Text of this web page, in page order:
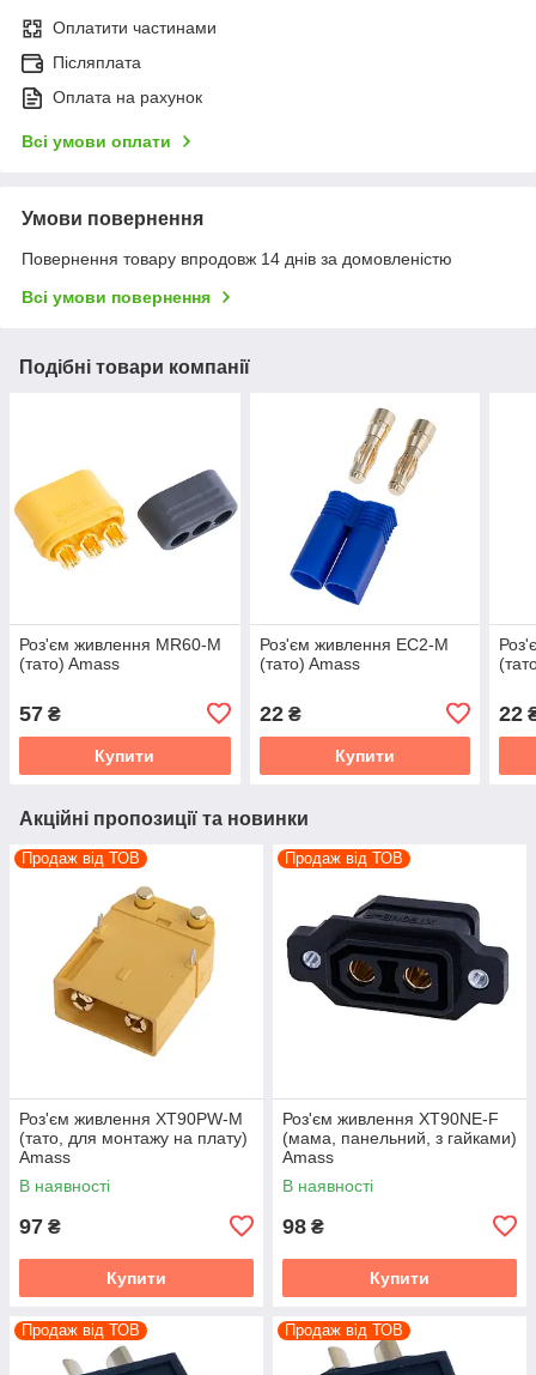
Оплатити частинами
Післяплата
Оплата на рахунок
Всі умови оплати
Умови повернення
Повернення товару впродовж 14 днів за домовленістю
Всі умови повернення
Подібні товари компанії
Роз'єм живлення MR60-M
(тато) Amass
57 ₴
Купити
Роз'єм живлення EC2-M
(тато) Amass
22₴
Купити
22
Акційні пропозиції та новинки
Продаж від ТОВ
Роз'єм живлення XT90PW-M
(тато, для монтажу на плату)
Amass
В наявності
97 ₴
Купити
Продаж від ТОВ
Роз'єм живлення XT90NE-F
(мама, панельний, з гайками)
Amass
В наявності
98 ₴
Купити
Продаж від ТОВ Продаж від ТОВ